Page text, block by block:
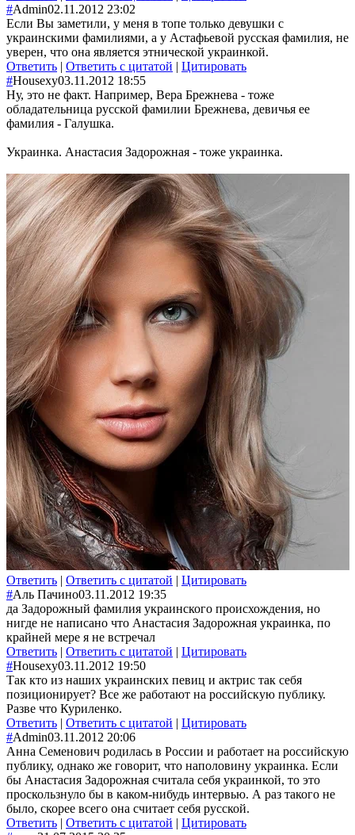
#Admin02.11.2012 23:02
Если Вы заметили, у меня в топе только девушки с
украинскими фамилиями, а у Астафьевой русская фамилия, не
уверен, что она является этнической украинкой.
Ответить | Ответить с цитатой | Цитировать
#Housexy03.11.2012 18:55
Ну, это не факт. Например, Вера Брежнева - тоже
обладательница русской фамилии Брежнева, девичья ее
фамилия - Галушка.
Украинка. Анастасия Задорожная - тоже украинка.
Ответить | Ответить с цитатой | Цитировать
#Аль Пачино03.11.2012 19:35
да Задорожный фамилия украинского происхождения, но
нигде не написано что Анастасия Задорожная украинка, по
крайней мере я не встречал
Ответить | Ответить с цитатой | Цитировать
#Housexy03.11.2012 19:50
Так кто из наших украинских певиц и актрис так себя
позиционирует? Все же работают на российскую публику.
Разве что Куриленко.
Ответить | Ответить с цитатой | Цитировать
#Admin03.11.2012 20:06
Анна Семенович родилась в России и работает на российскую
публику, однако же говорит, что наполовину украинка. Если
бы Анастасия Задорожная считала себя украинкой, то это
проскользнуло бы в каком-нибудь интервью. А раз такого не
было, скорее всего она считает себя русской.
Ответить | Ответить с цитатой | Цитировать